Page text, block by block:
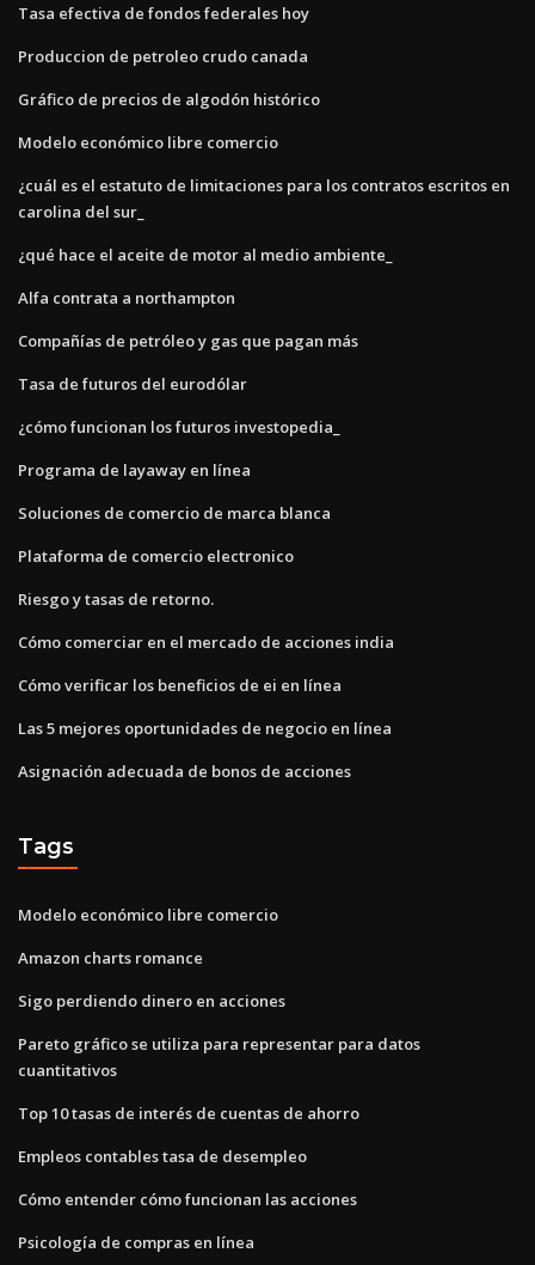
Tasa efectiva de fondos federales hoy
Produccion de petroleo crudo canada
Gráfico de precios de algodón histórico
Modelo económico libre comercio
¿cuál es el estatuto de limitaciones para los contratos escritos en
carolina del sur_
¿qué hace el aceite de motor al medio ambiente_
Alfa contrata a northampton
Compañías de petróleo y gas que pagan más
Tasa de futuros del eurodólar
¿cómo funcionan los futuros investopedia_
Programa de layaway en línea
Soluciones de comercio de marca blanca
Plataforma de comercio electronico
Riesgo y tasas de retorno.
Cómo comerciar en el mercado de acciones india
Cómo verificar los beneficios de ei en línea
Las 5 mejores oportunidades de negocio en línea
Asignación adecuada de bonos de acciones
Tags
Modelo económico libre comercio
Amazon charts romance
Sigo perdiendo dinero en acciones
Pareto gráfico se utiliza para representar para datos
cuantitativos
Top 10 tasas de interés de cuentas de ahorro
Empleos contables tasa de desempleo
Cómo entender cómo funcionan las acciones
Psicología de compras en línea